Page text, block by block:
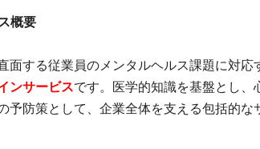
概要
面する従業員のメンタルヘルス課題に対応
ンサービスです。医学的知識を基盤とし、
予防策として、企業全体を支える包括的な